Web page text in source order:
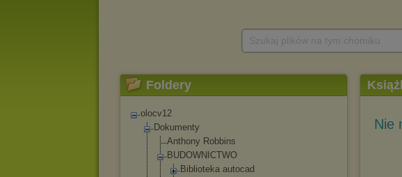
Foldery
olocv12
Dokumenty
Anthony Robbins
BUDOWNICTWO
Biblioteka autocad
Nie